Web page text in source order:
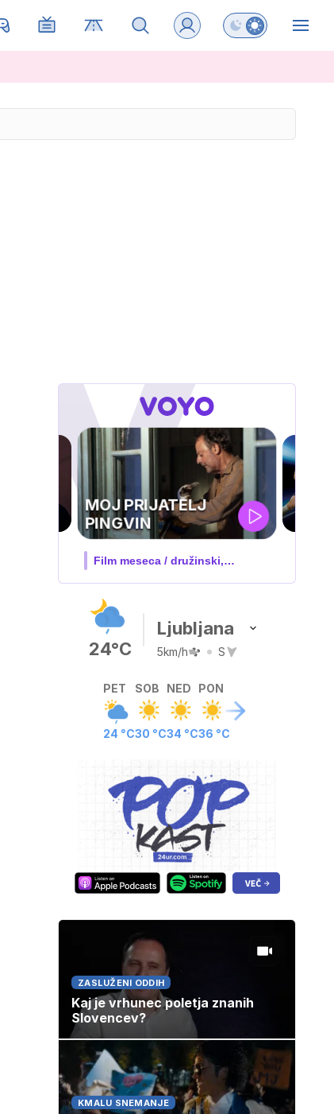
Preklopi barvni
UEFA
SUPERPOKAL
V živo na VOYO: sreda ob 20.30
24°C
Ljubljana
5km/h S
PET
24 °C
SOB
30 °C
NED
34 °C
PON
36 °C
ZASLUŽENI ODDIH
Kaj je vrhunec poletja znanih
Slovencev?
KMALU SNEMANJE